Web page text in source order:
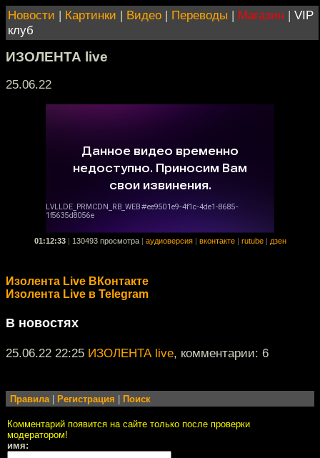
Новости | Картинки | Видео | Переводы | Магазин | VIP
клуб
ИЗОЛЕНТА live
25.06.22
01:12:33 130493 просмотра аудиоверсия вконтакте rutube дзен
Изолента Live ВКонтакте
Изолента Live в Telegram
В новостях
25.06.22 22:25 ИЗОЛЕНТА live, комментарии: 6
Правила| Регистрация Поиск
Комментарий появится на сайте только после проверки
модератором!
имя: